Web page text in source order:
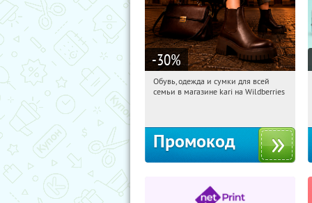
-30%
19:58:08 Получили:
Обувь, одежда и сумки для всей
семьи в магазине kari на Wildberries
Промокод